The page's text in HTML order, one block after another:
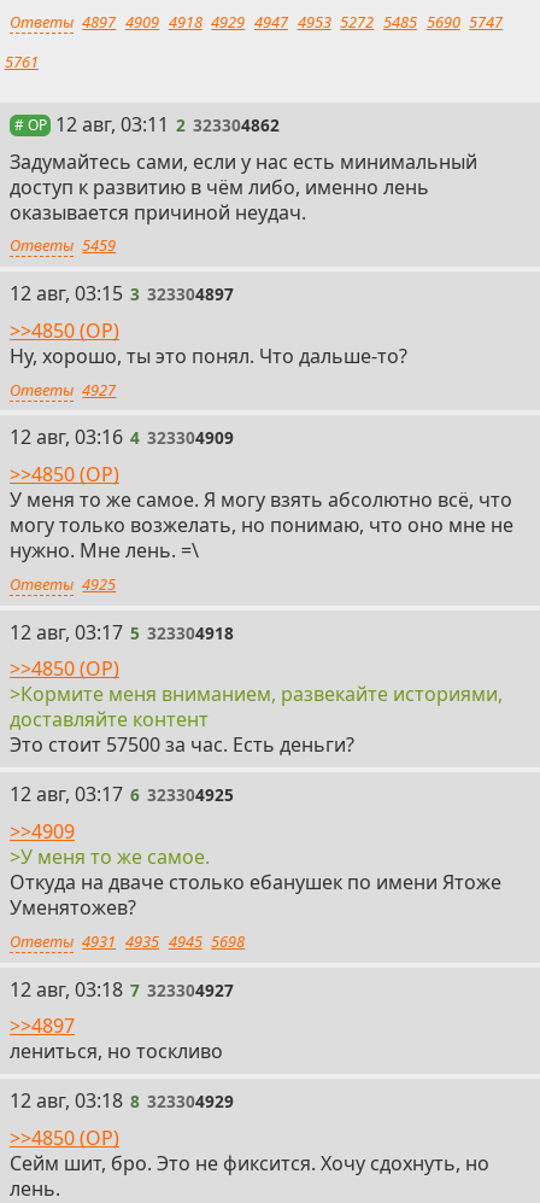
Ответы 4897 4909 4918 4929 4947 4953 5272 5485 5690 5747
5761
# OP 2
12 авг, 03:11 2 323304862
Задумайтесь сами, если у нас есть минимальный
доступ к развитию в чём либо, именно лень
оказывается причиной неудач.
Ответы 5459
3
12 авг, 03:15 3 323304897
>>4850 (OP)
Ну, хорошо, ты это понял. Что дальше-то?
Ответы 4927
4
12 авг, 03:16 4 323304909
>>4850 (OP)
У меня то же самое. Я могу взять абсолютно всё, что
могу только возжелать, но понимаю, что оно мне не
нужно. Мне лень. =\
Ответы 4925
5
12 авг, 03:17 5 323304918
>>4850 (OP)
>Кормите меня вниманием, развекайте историями,
доставляйте контент
Это стоит 57500 за час. Есть деньги?
6
12 авг, 03:17 6 323304925
>>4909
>У меня то же самое.
Откуда на дваче столько ебанушек по имени Ятоже
Уменятожев?
Ответы 4931 4935 4945 5698
7
12 авг, 03:18 7 323304927
>>4897
лениться, но тоскливо
8
12 авг, 03:18 8 323304929
>>4850 (OP)
Сейм шит, бро. Это не фиксится. Хочу сдохнуть, но
лень.